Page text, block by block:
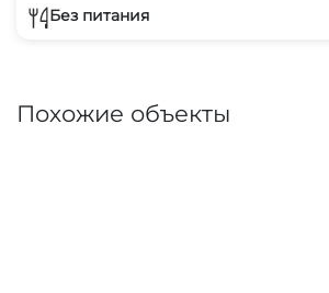
Без питания
Похожие объекты